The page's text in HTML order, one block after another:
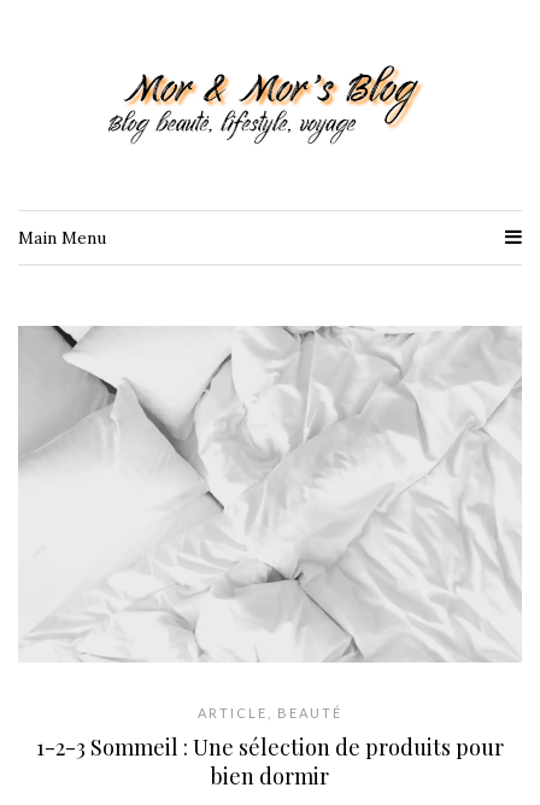
Main Menu
ARTICLE BEAUTÉ
1-2-3 Sommeil : Une sélection de produits pour
bien dormir